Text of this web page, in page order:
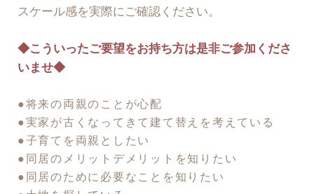
スケール感を実際にご確認ください。
◆こういったご要望をお持ち方は是非ご参加くださ
いませ◆
●将来の両親のことが心配
●実家が古くなってきて建て替えを考えている
●子育てを両親としたい
●同居のメリットデメリットを知りたい
●同居のために必要なことを知りたい